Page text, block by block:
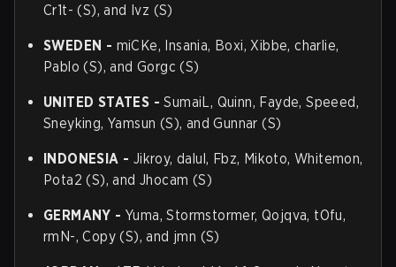
Cr1t- (S), and Ivz (S)
SWEDEN - miCKe, Insania, Boxi, Xibbe, charlie,
Pablo (S), and Gorgc (S)
UNITED STATES -SumaiL, Quinn, Fayde, Speeed,
Sneyking, Yamsun (S), and Gunnar (S)
INDONESIA - Jikroy, dalul, Fbz, Mikoto, Whitemon,
Pota2 (S), and Jhocam (S)
GERMANY -Yuma, Stormstormer, Qojqva, tOfu,
rmN-, Copy (S), and jmn (S)